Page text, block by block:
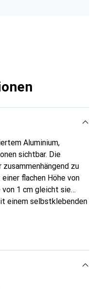
Aluminium,
sichtbar. Die
zu
flachen Höhe von
von 1 cm gleicht sie
einem selbstklebenden
von Maul ist
Zubehör: Nein.
Typ: Sonstiges.